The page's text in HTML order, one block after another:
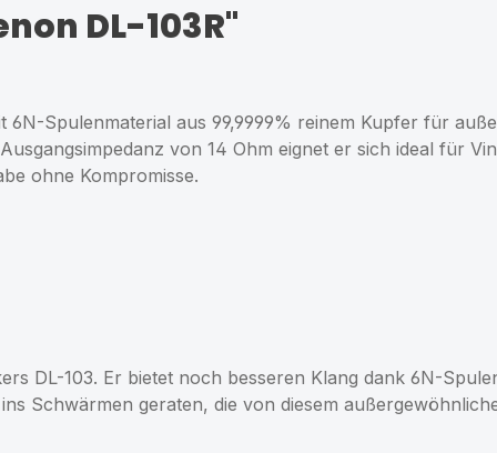
DL-103R"
Spulenmaterial aus 99,9999% reinem Kupfer für
von 14 Ohm eignet er sich ideal für
ohne Kompromisse.
DL-103. Er bietet noch besseren Klang dank 6N-
Schwärmen geraten, die von diesem